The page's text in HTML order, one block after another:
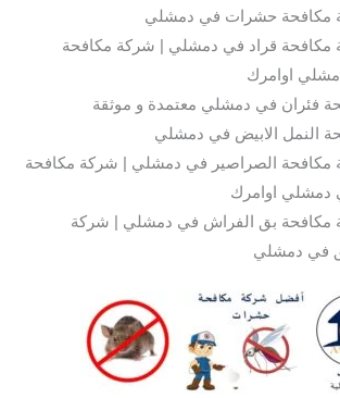
مكافحة حشرات في دمشلي
مكافحة قراد في دمشلي | شركة مكافحة
اوامرك
فئران في دمشلي معتمدة و موثقة
النمل الابيض في دمشلي
مكافحة الصراصير في دمشلي | شركة مكافحة
دمشلي اوامرك
مكافحة بق الفراش في دمشلي | شركة
في دمشلي